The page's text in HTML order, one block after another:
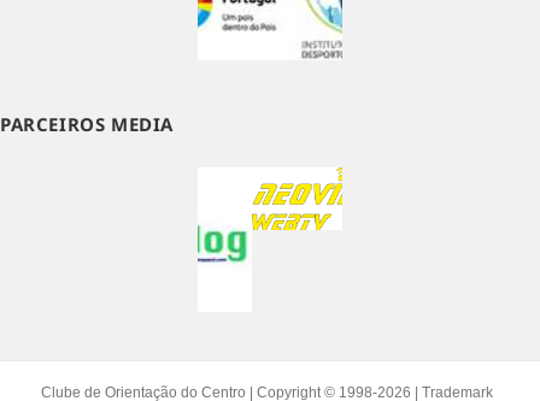
PARCEIROS MEDIA
Clube de Orientação do Centro | Copyright © 1998-2026 | Trademark